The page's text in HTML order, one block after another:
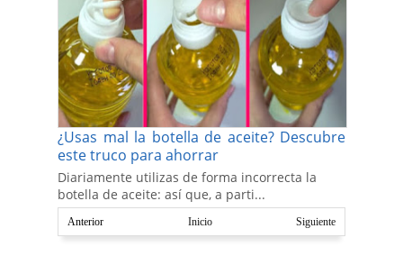
¿Usas mal la botella de aceite? Descubre
este truco para ahorrar
Diariamente utilizas de forma incorrecta la
botella de aceite: así que, a parti...
Anterior Siguiente
Inicio